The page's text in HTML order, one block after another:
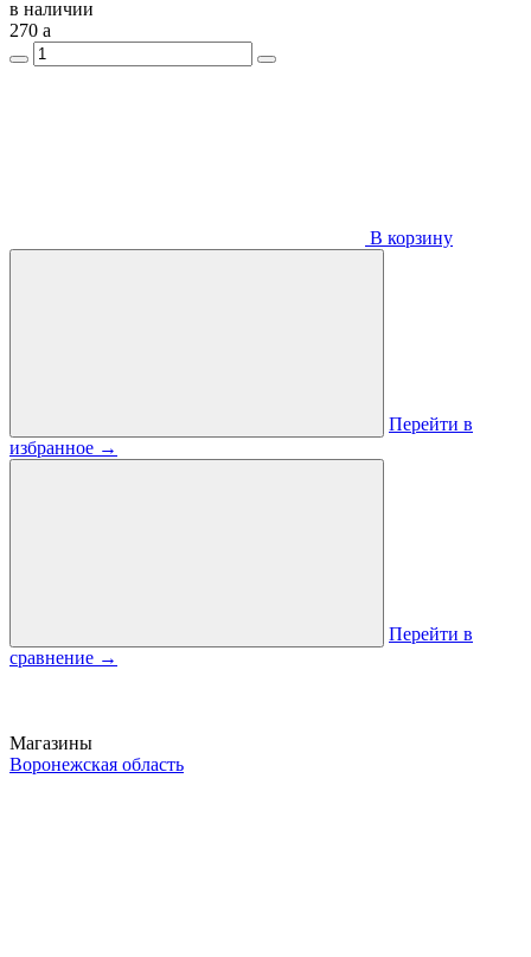
в наличии
270 a
В корзину
Перейти в
избранное →
Перейти в
сравнение →
Магазины
Воронежская область